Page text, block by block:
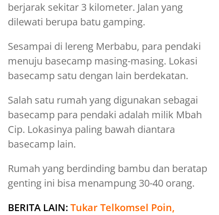
berjarak sekitar 3 kilometer. Jalan yang
dilewati berupa batu gamping.
Sesampai di lereng Merbabu, para pendaki
menuju basecamp masing-masing. Lokasi
basecamp satu dengan lain berdekatan.
Salah satu rumah yang digunakan sebagai
basecamp para pendaki adalah milik Mbah
Cip. Lokasinya paling bawah diantara
basecamp lain.
Rumah yang berdinding bambu dan beratap
genting ini bisa menampung 30-40 orang.
BERITA LAIN:Tukar Telkomsel Poin,